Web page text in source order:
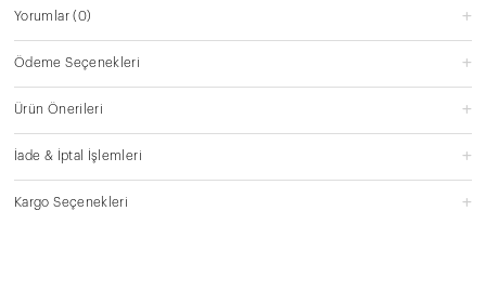
Yorumlar(0)
Ödeme Seçenekleri
Ürün Önerileri
İade & İptal İşlemleri
Kargo Seçenekleri